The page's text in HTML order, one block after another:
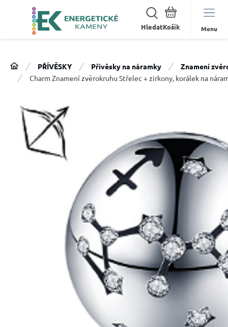
Hledat Menu
PŘÍVĚSKY Přívěsky na náramky
Znamení
Charm Znamení zvěrokruhu Střelec + zirkony, korálek na